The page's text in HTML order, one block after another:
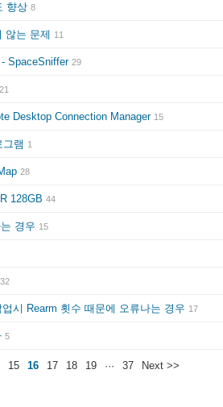
향상 8
않는 문제 11
SpaceSniffer 29
21
Desktop Connection Manager 15
램 1
28
128GB 44
경우 15
32
시 Rearm 횟수 때문에 오류나는 경우 17
5
15 16 17 18 19 ··· 37 Next >>